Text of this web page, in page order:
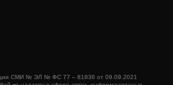
СМИ № ЭЛ № ФС 77 – 81836 от 09.09.2021